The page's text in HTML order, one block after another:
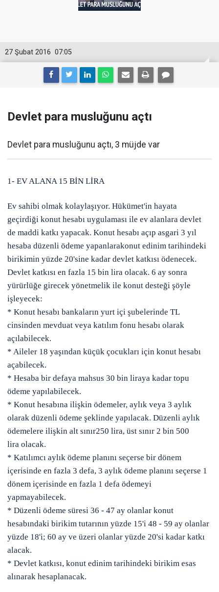
07:05
27 Şubat 2016
Devlet para musluğunu açtı
Devlet para musluğunu açtı, 3 müjde var
1- EV ALANA 15 BİN LİRA
Ev sahibi olmak kolaylaşıyor. Hükümet'in hayata
geçirdiği konut hesabı uygulaması ile ev alanlara devlet
de maddi katkı yapacak. Konut hesabı açıp asgari 3 yıl
hesaba düzenli ödeme yapanlarakonut edinim tarihindeki
birikimin yüzde 20'sine kadar devlet katkısı ödenecek.
Devlet katkısı en fazla 15 bin lira olacak. 6 ay sonra
yürürlüğe girecek yönetmelik ile konut desteği şöyle
işleyecek:
* Konut hesabı bankaların yurt içi şubelerinde TL
cinsinden mevduat veya katılım fonu hesabı olarak
açılabilecek.
* Aileler 18 yaşından küçük çocukları için konut hesabı
açabilecek.
* Hesaba bir defaya mahsus 30 bin liraya kadar topu
ödeme yapılabilecek.
* Konut hesabına ilişkin ödemeler, aylık veya 3 aylık
olarak düzenli ödeme şeklinde yapılacak. Düzenli aylık
ödemelere ilişkin alt sınır250 lira, üst sınır 2 bin 500
lira olacak.
* Katılımcı aylık ödeme planını seçerse bir dönem
içerisinde en fazla 3 defa, 3 aylık ödeme planını seçerse 1
dönem içerisinde en fazla 1 defa ödemeyi
yapmayabilecek.
* Düzenli ödeme süresi 36 - 47 ay olanlar konut
hesabındaki birikim tutarının yüzde 15'i 48 - 59 ay olanlar
yüzde 18'i; 60 ay ve üzeri olanlar yüzde 20'si kadar katkı
alacak.
* Devlet katkısı, konut edinim tarihindeki birikim esas
alınarak hesaplanacak.